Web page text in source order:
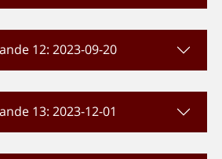
12: 2023-09-20
13: 2023-12-01